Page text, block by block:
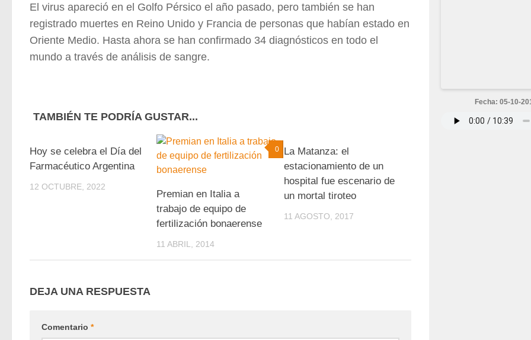
El virus apareció en el Golfo Pérsico el año pasado, pero también se han
registrado muertes en Reino Unido y Francia de personas que habían estado en
Oriente Medio. Hasta ahora se han confirmado 34 diagnósticos en todo el
mundo a través de análisis de sangre.
TAMBIÉN TE PODRÍA GUSTAR...
Hoy se celebra el Día del
Farmacéutico Argentina
12 OCTUBRE, 2022
0
Premian en Italia a
trabajo de equipo de
fertilización bonaerense
11 ABRIL, 2014
La Matanza: el
estacionamiento de un
hospital fue escenario de
un mortal tiroteo
11 AGOSTO, 2017
DEJA UNA RESPUESTA
Comentario *
Fecha: 05-10-